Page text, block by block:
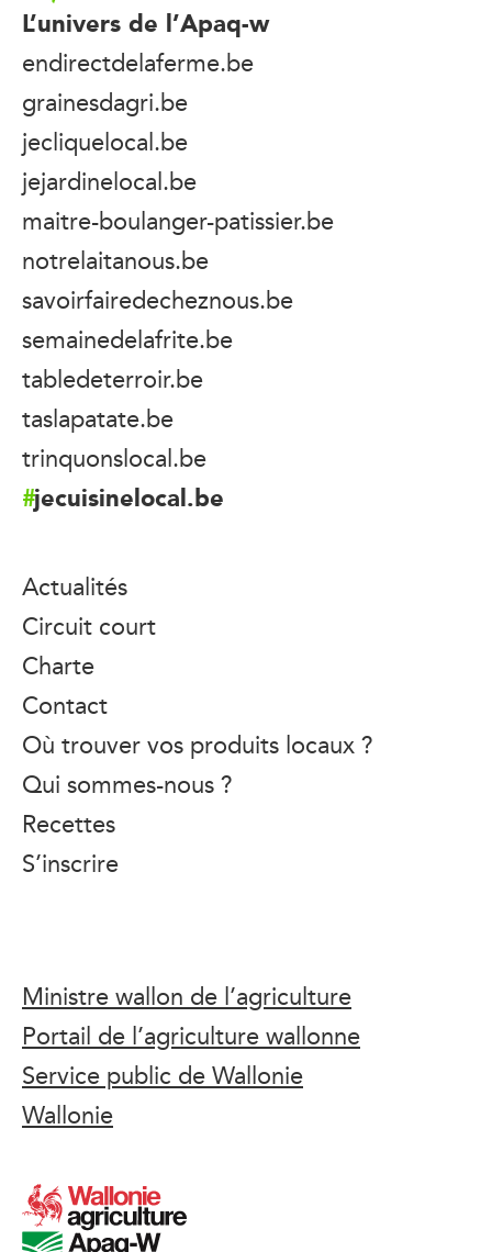
L’univers de l’Apaq-w
endirectdelaferme.be
grainesdagri.be
jecliquelocal.be
jejardinelocal.be
maitre-boulanger-patissier.be
notrelaitanous.be
savoirfairedecheznous.be
semainedelafrite.be
tabledeterroir.be
taslapatate.be
trinquonslocal.be
jecuisinelocal.be
Actualités
Circuit court
Charte
Contact
Où trouver vos produits locaux ?
Qui sommes-nous ?
Recettes
S’inscrire
Ministre wallon de l’agriculture
Portail de l’agriculture wallonne
Service public de Wallonie
Wallonie